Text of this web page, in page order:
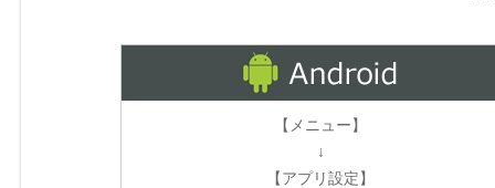
【メニュー】
↓
【アプリ設定】